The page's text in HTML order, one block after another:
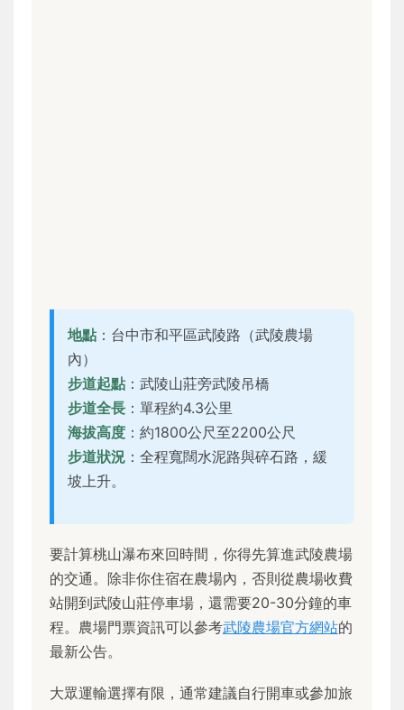
地點 ：台中市和平區武陵路（武陵農場
內）
步道起點 ：武陵山莊旁武陵吊橋
步道全長 ：單程約4.3公里
海拔高度 ：約1800公尺至2200公尺
步道狀況 ：全程寬闊水泥路與碎石路，緩
坡上升。
要計算桃山瀑布來回時間，你得先算進武陵農場
的交通。除非你住宿在農場內，否則從農場收費
站開到武陵山莊停車場，還需要20-30分鐘的車
程。農場門票資訊可以參考武陵農場官方網站的
最新公告。
大眾運輸選擇有限，通常建議自行開車或參加旅